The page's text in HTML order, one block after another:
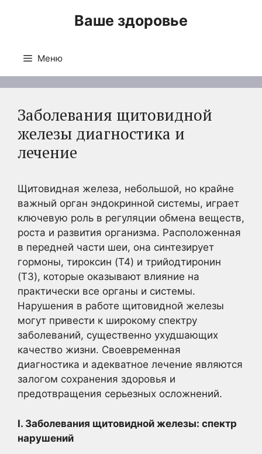
Ваше здоровье
Меню
Заболевания щитовидной
железы диагностика и
лечение
Щитовидная железа, небольшой, но крайне
важный орган эндокринной системы, играет
ключевую роль в регуляции обмена веществ,
роста и развития организма. Расположенная
в передней части шеи, она синтезирует
гормоны, тироксин (T4) и трийодтиронин
(T3), которые оказывают влияние на
практически все органы и системы.
Нарушения в работе щитовидной железы
могут привести к широкому спектру
заболеваний, существенно ухудшающих
качество жизни. Своевременная
диагностика и адекватное лечение являются
залогом сохранения здоровья и
предотвращения серьезных осложнений.
I. Заболевания щитовидной железы: спектр
нарушений